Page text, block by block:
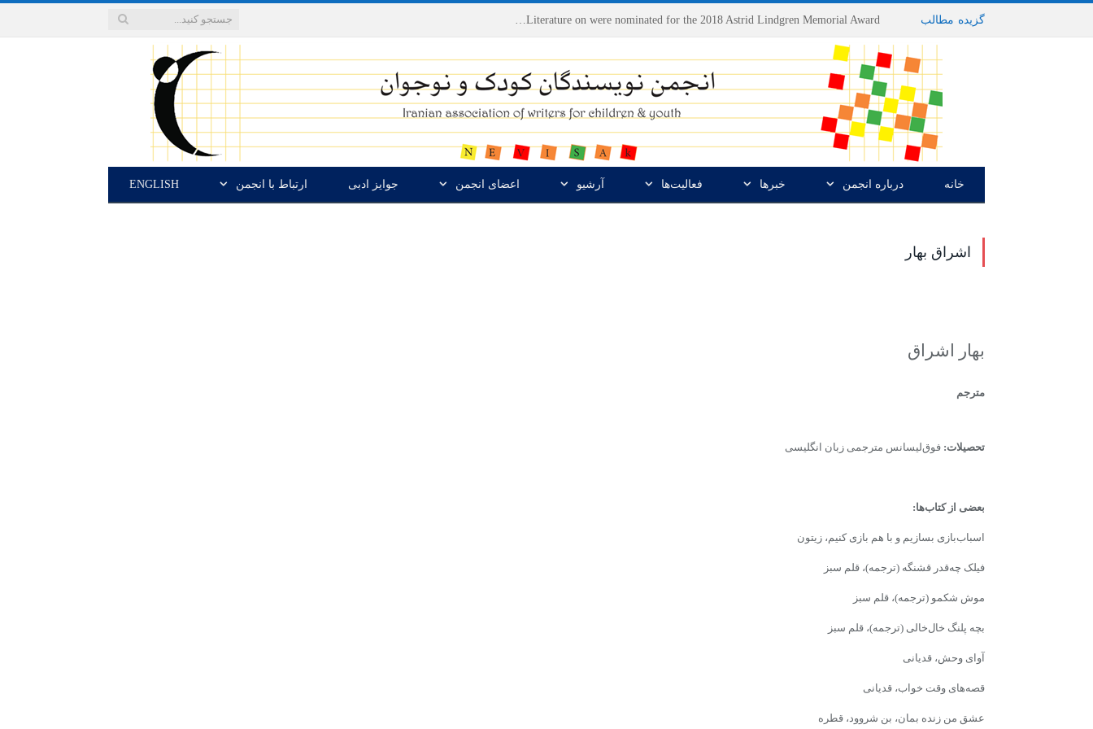
گزیده مطالب
خانه درباره انجمن خبرها فعالیت‌ها آرشیو اعضای انجمن جوایز ادبی ارتباط با انجمن ENGLISH
اشراق بهار
بهار اشراق
مترجم
تحصیلات:فوق‌لیسانس مترجمی زبان انگلیسی
بعضى از کتاب‌ها:
اسباب‌بازى بسازیم و با هم بازى کنیم، زیتون
فیلک چه‌قدر قشنگه (ترجمه)، قلم سبز
موش شکمو (ترجمه)، قلم سبز
بچه پلنگ خال‌خالى (ترجمه)، قلم سبز
آوای وحش، قدیانی
قصه‌های وقت خواب، قدیانی
عشق من زنده بمان، بن شروود، قطره